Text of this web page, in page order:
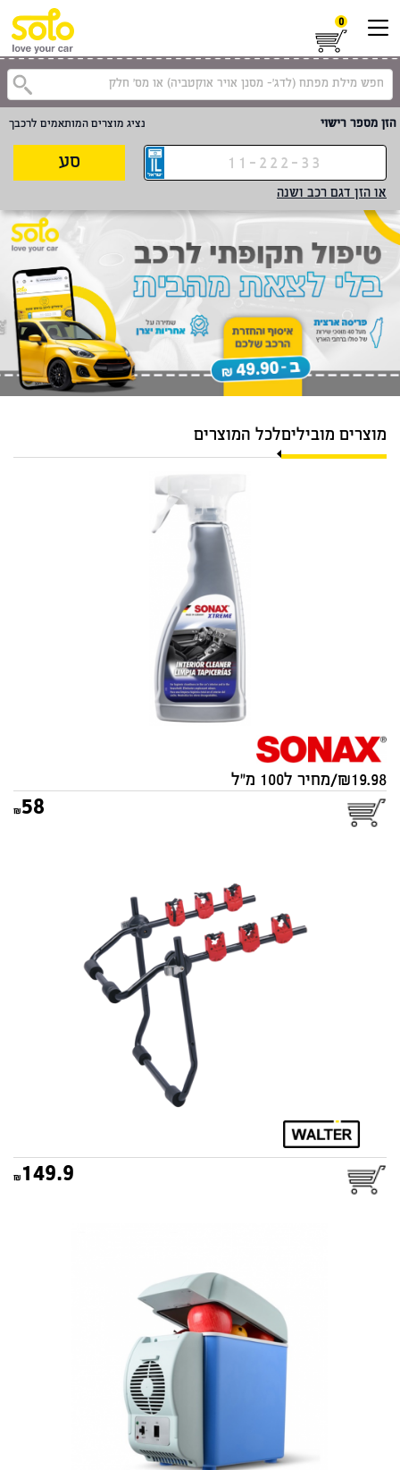
0
הזן מספר רישוי נציג מוצרים המותאמים לרכבך
סע
או הזן דגם רכב ושנה
מוצרים מוביליםלכל המוצרים
מנקה מקצועי לפנים הרכב
SONAX XTREME 500ml
סוג: מקורי
19.98/מחיר ל100 מ"ל
58
WALTER
149.9